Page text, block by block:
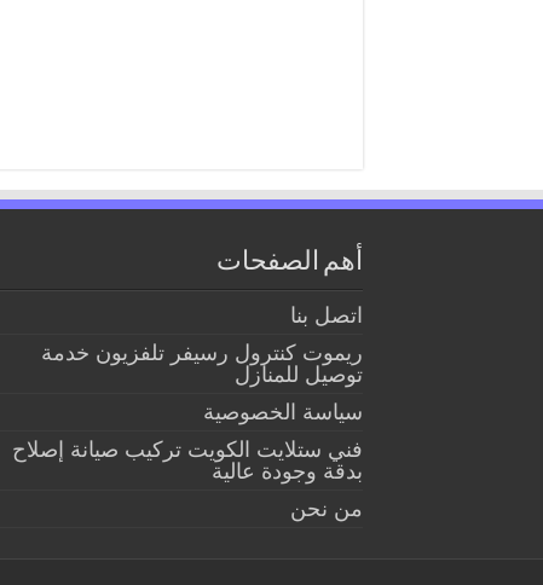
أهم الصفحات
اتصل بنا
ريموت كنترول رسيفر تلفزيون خدمة
توصيل للمنازل
سياسة الخصوصية
فني ستلايت الكويت تركيب صيانة إصلاح
بدقة وجودة عالية
من نحن